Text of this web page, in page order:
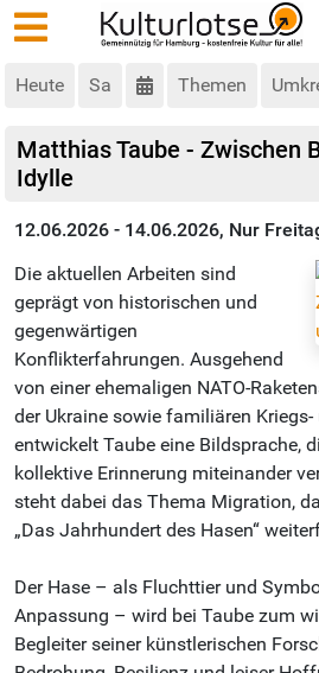
Heute Sa Themen
Matthias Taube - Zwischen
Idylle
12.06.2026 - 14.06.2026, Nur
Die aktuellen Arbeiten sind
geprägt von historischen und
gegenwärtigen
Konflikterfahrungen. Ausgehend
von einer ehemaligen NATO-
der Ukraine sowie familiären
entwickelt Taube eine Bildsprache,
kollektive Erinnerung miteinander
steht dabei das Thema Migration,
„Das Jahrhundert des Hasen“
Der Hase – als Fluchttier und
Anpassung – wird bei Taube zum
Begleiter seiner künstlerischen